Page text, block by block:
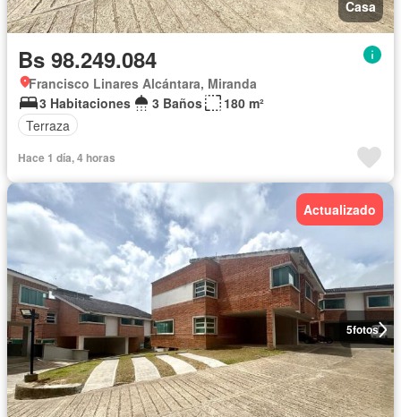
Casa
Bs 98.249.084
Francisco Linares Alcántara, Miranda
3 Habitaciones
3 Baños
180 m²
Terraza
Hace 1 día, 4 horas
5fotos
Actualizado